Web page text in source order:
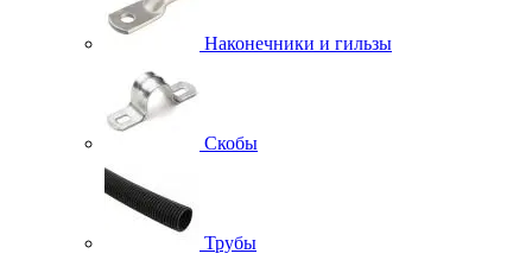
Наконечники и гильзы
Скобы
Трубы